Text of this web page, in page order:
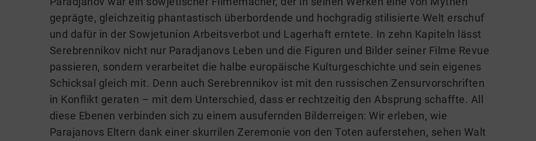
geprägte, gleichzeitig phantastisch überbordende und hochgradig stilisierte Welt erschuf
und dafür in der Sowjetunion Arbeitsverbot und Lagerhaft erntete. In zehn Kapiteln lässt
Serebrennikov nicht nur Paradjanovs Leben und die Figuren und Bilder seiner Filme Revue
passieren, sondern verarbeitet die halbe europäische Kulturgeschichte und sein eigenes
Schicksal gleich mit. Denn auch Serebrennikov ist mit den russischen Zensurvorschriften
in Konflikt geraten – mit dem Unterschied, dass er rechtzeitig den Absprung schaffte. All
diese Ebenen verbinden sich zu einem ausufernden Bilderreigen: Wir erleben, wie
Parajanovs Eltern dank einer skurrilen Zeremonie von den Toten auferstehen, sehen Walt